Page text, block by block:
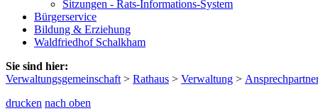
Sitzungen - Rats-Informations-System
Bürgerservice
Bildung & Erziehung
Waldfriedhof Schalkham
Sie sind hier:
Verwaltungsgemeinschaft > Rathaus > Verwaltung >
drucken nach oben